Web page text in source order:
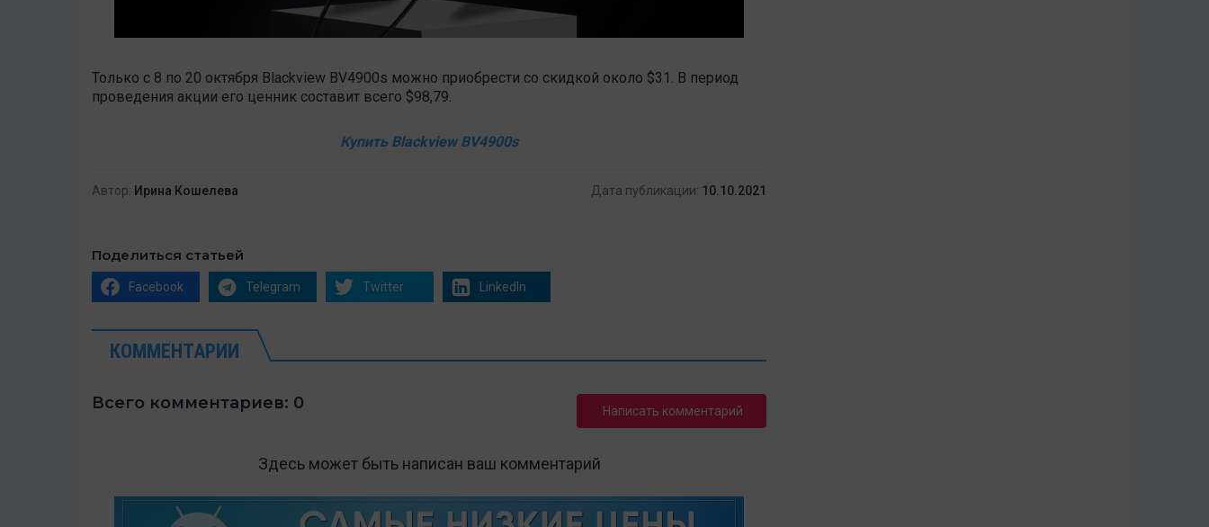
Только с 8 по 20 октября Blackview BV4900s можно приобрести со скидкой около $31. В период
проведения акции его ценник составит всего $98,79.
Купить Blackview BV4900s
Автор: Ирина Кошелева Дата публикации: 10.10.2021
Поделиться статьей
Facebook Telegram Twitter LinkedIn
КОММЕНТАРИИ
Всего комментариев: 0 Написать комментарий
Здесь может быть написан ваш комментарий